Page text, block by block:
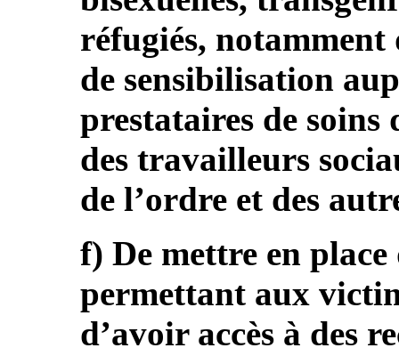
réfugiés, notamment
de sensibilisation
prestataires de soins
des travailleurs
de l’ordre et des
f) De mettre en place
permettant aux
d’avoir accès à des